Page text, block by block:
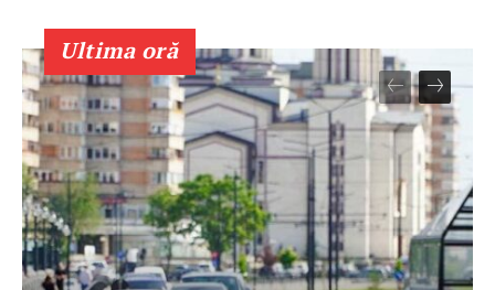
Un proiect
FREEDOM HOUSE ROMÂNIA
PRESShub
Despre noi / Echipa
Proiecte editoriale
Ultima oră